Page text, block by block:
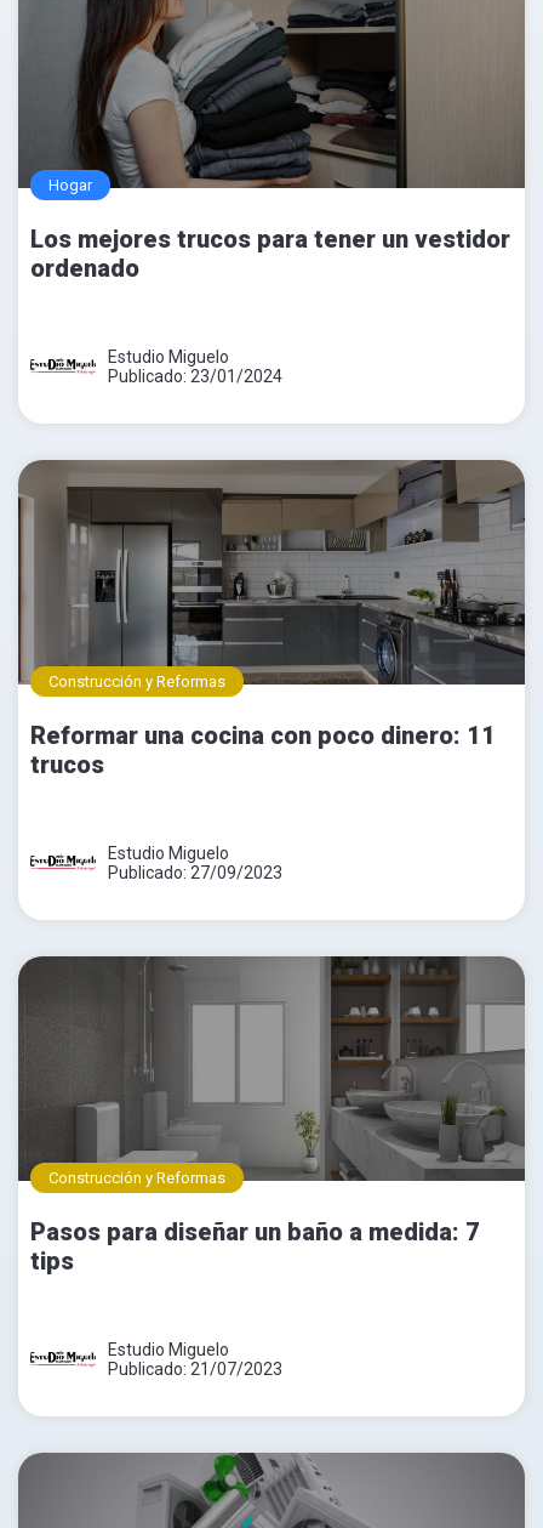
Hogar
Los mejores trucos para tener un vestidor
ordenado
Estudio Miguelo
Publicado: 23/01/2024
Construcción y Reformas
Reformar una cocina con poco dinero: 11
trucos
Estudio Miguelo
Publicado: 27/09/2023
Construcción y Reformas
Pasos para diseñar un baño a medida: 7
tips
Estudio Miguelo
Publicado: 21/07/2023